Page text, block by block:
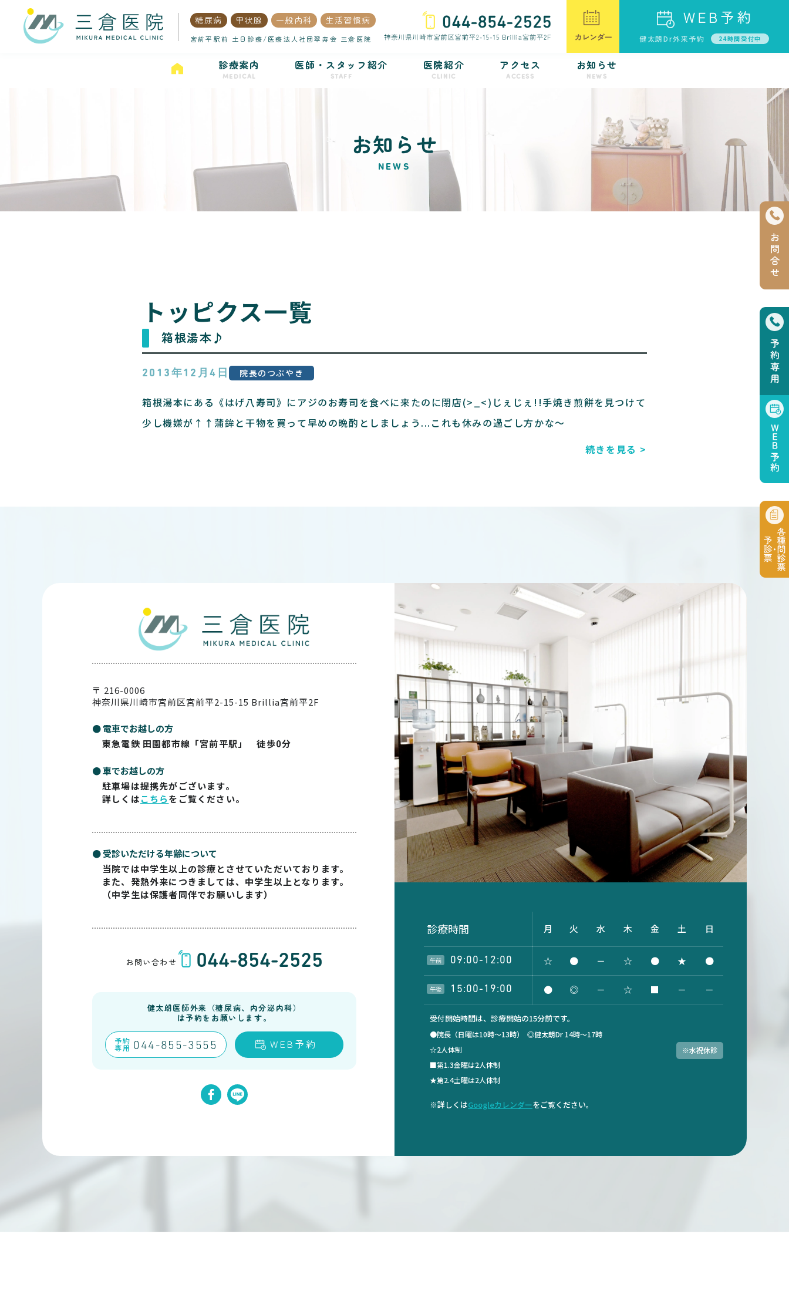
糖尿病 甲状腺 一般内科 生活習慣病
宮前平駅前 土日診療/医療法人社団翠寿会 三倉医院 健太朗Dr外来予約 24時間受付中
診療案内
MEDICAL
医師・スタッフ紹介
STAFF
医院紹介
CLINIC
アクセス
ACCESS
お知らせ
NEWS
お知らせ
NEWS
トッピクス一覧
箱根湯本♪
2013年12月4日 院長のつぶやき
箱根湯本にある《はげ八寿司》にアジのお寿司を食べに来たのに閉店(>_<)じぇじぇ!!手焼き煎餅を見つけて
少し機嫌が↑↑蒲鉾と干物を買って早めの晩酌としましょう...これも休みの過ごし方かな～
続きを見る >
〒 216-0006
神奈川県川崎市宮前区宮前平2-15-15 Brillia宮前平2F
● 電車でお越しの方
東急電鉄 田園都市線「宮前平駅」 徒歩0分
● 車でお越しの方
駐車場は提携先がございます。
詳しくはこちらをご覧ください。
● 受診いただける年齢について
当院では中学生以上の診療とさせていただいております。
また、発熱外来につきましては、中学生以上となります。
（中学生は保護者同伴でお願いします）
お問い合わせ 044-854-2525
健太朗医師外来（糖尿病、内分泌内科）
は予約をお願いします。
予約
専用 044-855-3555 WEB予約
診療時間 月 火 水 木 金 土 日
午前 09:00-12:00 ☆ ● － ☆ ● ★ ●
午後 15:00-19:00 ● ◎ － ☆ ■ － －
受付開始時間は、診療開始の15分前です。
●院長（日曜は10時～13時） ◎健太朗Dr 14時～17時
☆2人体制
■第1.3金曜は2人体制
★第2.4土曜は2人体制
※水祝休診
※詳しくはGoogleカレンダーをご覧ください。